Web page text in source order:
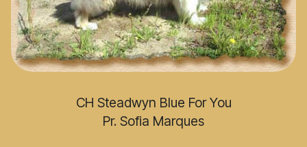
CH Steadwyn Blue For You
Pr. Sofia Marques